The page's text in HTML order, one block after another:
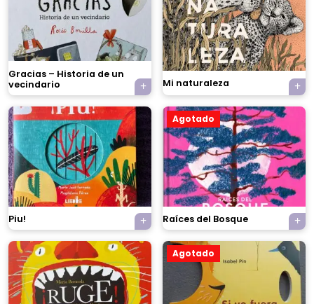
Gracias – Historia de un
vecindario
Mi naturaleza
Piu!
Agotado
Raíces del Bosque
Agotado